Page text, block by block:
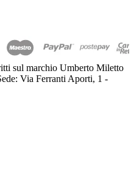
sul marchio Umberto Miletto
Via Ferranti Aporti, 1 -